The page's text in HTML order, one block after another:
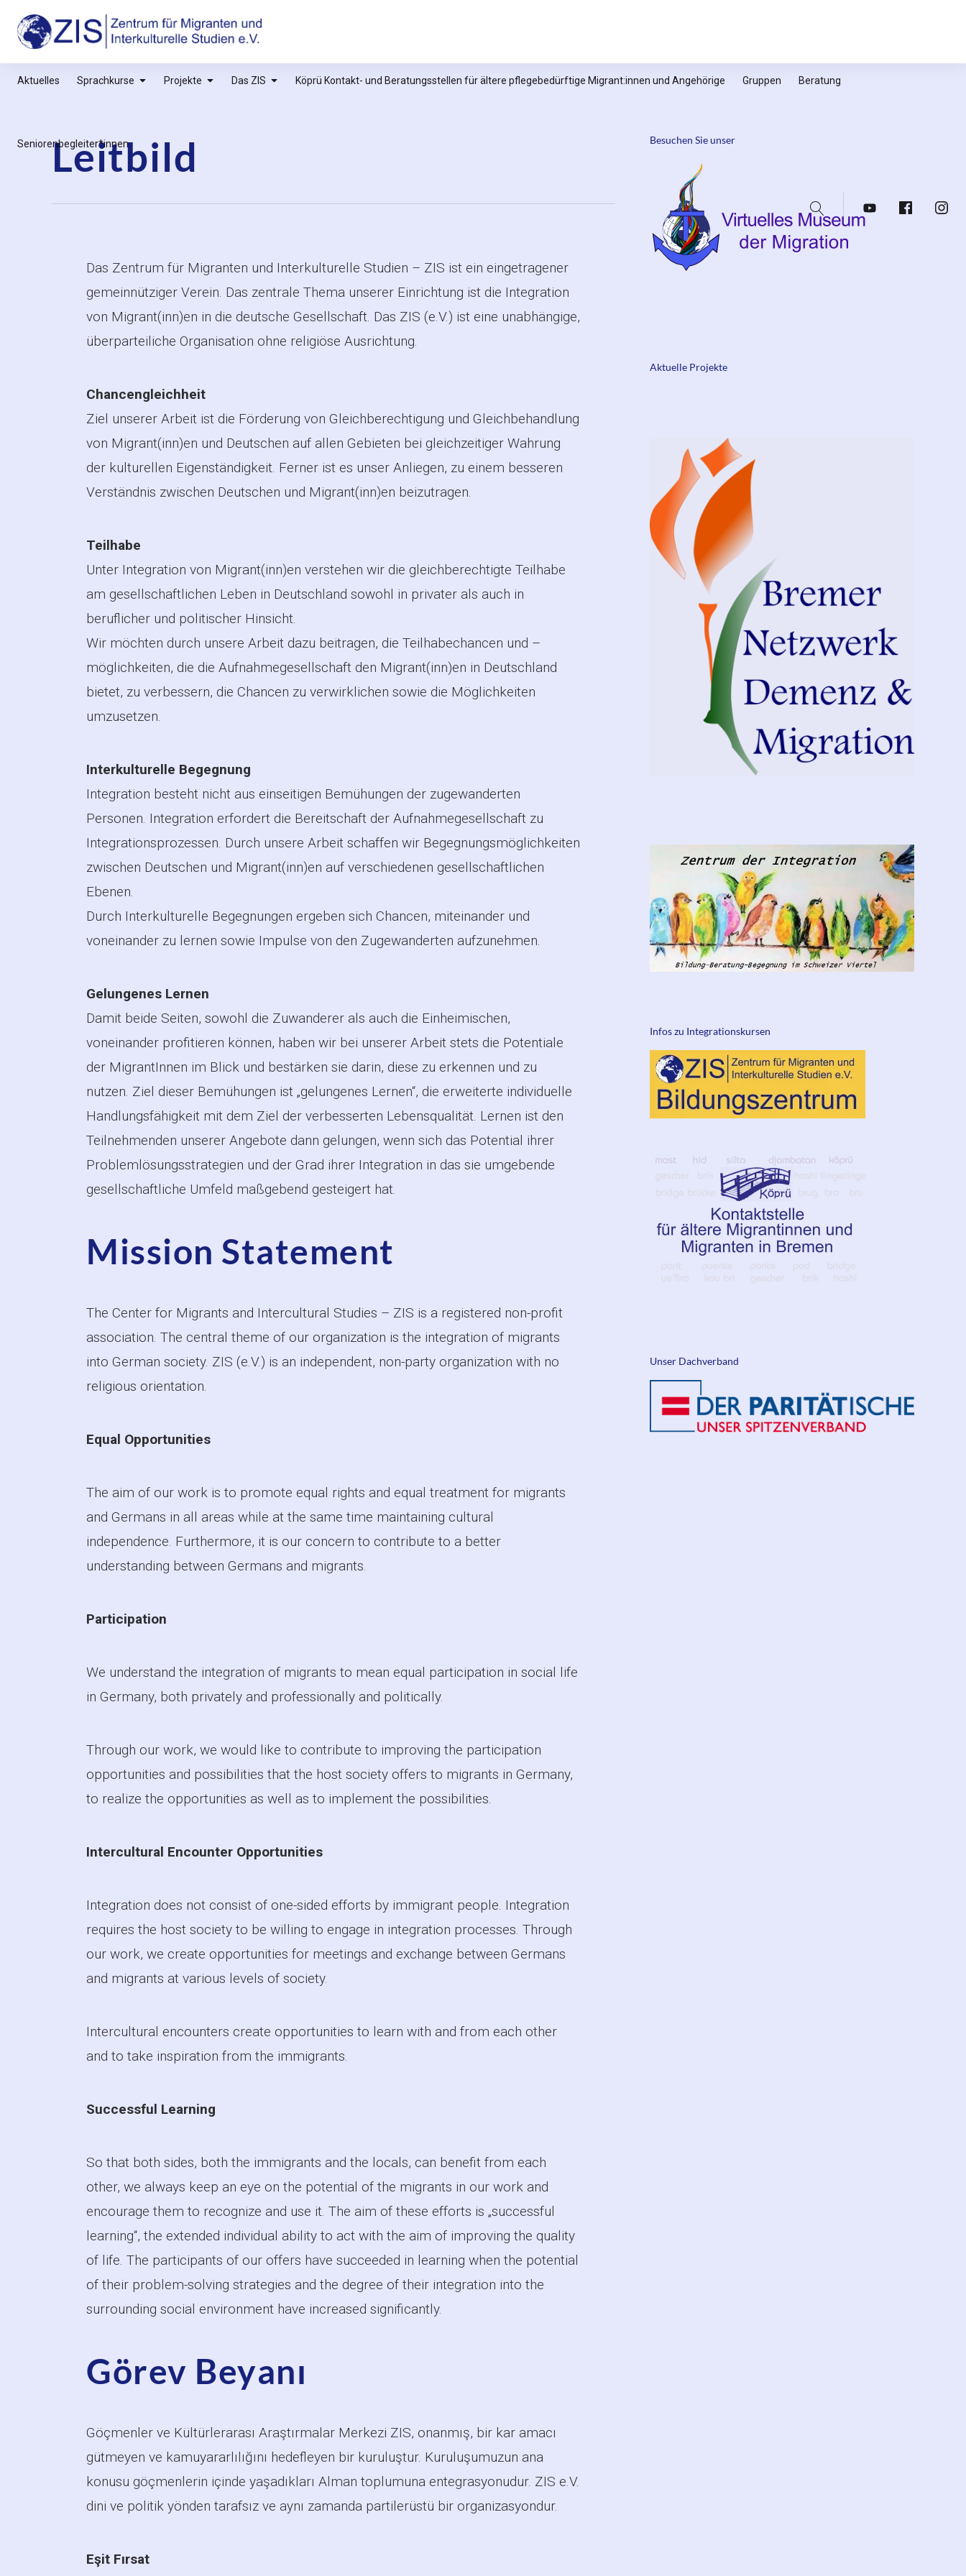
überspringen
ZIS – Zentrum für Migranten und Interkulturelle Studien e.V.
Aktuelles Sprachkurse Projekte Das ZIS Köprü Kontakt- und Beratungsstellen für ältere pflegebedürftige Migrant:innen und Angehörige Gruppen Beratung
Seniorenbegleiter*innen
Suche YouTubeFacebook
Leitbild
Das Zentrum für Migranten und Interkulturelle Studien – ZIS ist ein eingetragener
gemeinnütziger Verein. Das zentrale Thema unserer Einrichtung ist die Integration
von Migrant(inn)en in die deutsche Gesellschaft. Das ZIS (e.V.) ist eine unabhängige,
überparteiliche Organisation ohne religiöse Ausrichtung.
Chancengleichheit
Ziel unserer Arbeit ist die Förderung von Gleichberechtigung und Gleichbehandlung
von Migrant(inn)en und Deutschen auf allen Gebieten bei gleichzeitiger Wahrung
der kulturellen Eigenständigkeit. Ferner ist es unser Anliegen, zu einem besseren
Verständnis zwischen Deutschen und Migrant(inn)en beizutragen.
Teilhabe
Unter Integration von Migrant(inn)en verstehen wir die gleichberechtigte Teilhabe
am gesellschaftlichen Leben in Deutschland sowohl in privater als auch in
beruflicher und politischer Hinsicht.
Wir möchten durch unsere Arbeit dazu beitragen, die Teilhabechancen und –
möglichkeiten, die die Aufnahmegesellschaft den Migrant(inn)en in Deutschland
bietet, zu verbessern, die Chancen zu verwirklichen sowie die Möglichkeiten
umzusetzen.
Interkulturelle Begegnung
Integration besteht nicht aus einseitigen Bemühungen der zugewanderten
Personen. Integration erfordert die Bereitschaft der Aufnahmegesellschaft zu
Integrationsprozessen. Durch unsere Arbeit schaffen wir Begegnungsmöglichkeiten
zwischen Deutschen und Migrant(inn)en auf verschiedenen gesellschaftlichen
Ebenen.
Durch Interkulturelle Begegnungen ergeben sich Chancen, miteinander und
voneinander zu lernen sowie Impulse von den Zugewanderten aufzunehmen.
Gelungenes Lernen
Damit beide Seiten, sowohl die Zuwanderer als auch die Einheimischen,
voneinander profitieren können, haben wir bei unserer Arbeit stets die Potentiale
der MigrantInnen im Blick und bestärken sie darin, diese zu erkennen und zu
nutzen. Ziel dieser Bemühungen ist „gelungenes Lernen“, die erweiterte individuelle
Handlungsfähigkeit mit dem Ziel der verbesserten Lebensqualität. Lernen ist den
Teilnehmenden unserer Angebote dann gelungen, wenn sich das Potential ihrer
Problemlösungsstrategien und der Grad ihrer Integration in das sie umgebende
gesellschaftliche Umfeld maßgebend gesteigert hat.
Mission Statement
The Center for Migrants and Intercultural Studies – ZIS is a registered non-profit
association. The central theme of our organization is the integration of migrants
into German society. ZIS (e.V.) is an independent, non-party organization with no
religious orientation.
Equal Opportunities
The aim of our work is to promote equal rights and equal treatment for migrants
and Germans in all areas while at the same time maintaining cultural
independence. Furthermore, it is our concern to contribute to a better
understanding between Germans and migrants.
Participation
We understand the integration of migrants to mean equal participation in social life
in Germany, both privately and professionally and politically.
Through our work, we would like to contribute to improving the participation
opportunities and possibilities that the host society offers to migrants in Germany,
to realize the opportunities as well as to implement the possibilities.
Intercultural Encounter Opportunities
Integration does not consist of one-sided efforts by immigrant people. Integration
requires the host society to be willing to engage in integration processes. Through
our work, we create opportunities for meetings and exchange between Germans
and migrants at various levels of society.
Intercultural encounters create opportunities to learn with and from each other
and to take inspiration from the immigrants.
Successful Learning
So that both sides, both the immigrants and the locals, can benefit from each
other, we always keep an eye on the potential of the migrants in our work and
encourage them to recognize and use it. The aim of these efforts is „successful
learning“, the extended individual ability to act with the aim of improving the quality
of life. The participants of our offers have succeeded in learning when the potential
of their problem-solving strategies and the degree of their integration into the
surrounding social environment have increased significantly.
Görev Beyanı
Göçmenler ve Kültürlerarası Araştırmalar Merkezi ZIS, onanmış, bir kar amacı
gütmeyen ve kamuyararlılığını hedefleyen bir kuruluştur. Kuruluşumuzun ana
konusu göçmenlerin içinde yaşadıkları Alman toplumuna entegrasyonudur. ZIS e.V.
dini ve politik yönden tarafsız ve aynı zamanda partilerüstü bir organizasyondur.
Eşit Fırsat
Besuchen Sie unser
Aktuelle Projekte
Infos zu Integrationskursen
Unser Dachverband